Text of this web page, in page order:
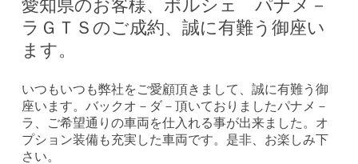
愛知県のお客様、ポルシェ パナメ－
ラＧＴＳのご成約、誠に有難う御座い
ます。
いつもいつも弊社をご愛顧頂きまして、誠に有難う御
座います。バックオ－ダ－頂いておりましたパナメ－
ラ、ご希望通りの車両を仕入れる事が出来ました。オ
プション装備も充実した車両です。是非、お楽しみ下
さい。